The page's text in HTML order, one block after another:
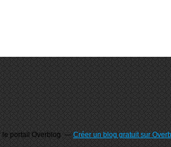
le portail Overblog Créer un blog gratuit sur